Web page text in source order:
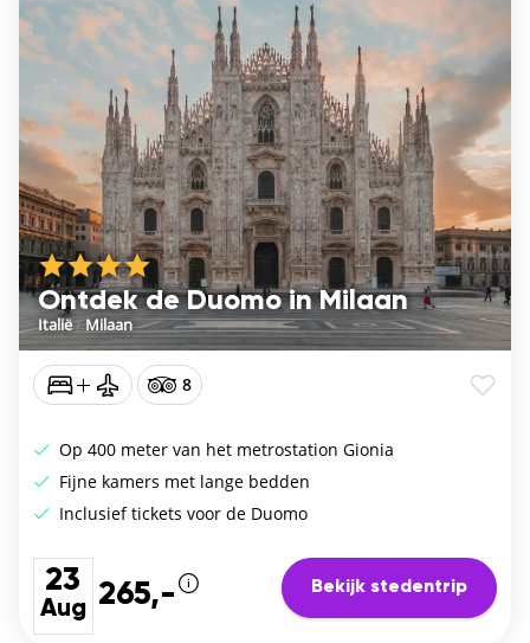
Ontdek de Duomo in Milaan
Italië/Milaan
8
Op 400 meter van het metrostation Gionia
Fijne kamers met lange bedden
Inclusief tickets voor de Duomo
23
Aug 265,- Bekijk stedentrip